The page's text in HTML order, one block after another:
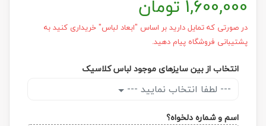
1,600,000 تومان
در صورتی که تمایل دارید بر اساس "ابعاد لباس" خریداری کنید به
پشتیبانی فروشگاه پیام دهید.
انتخاب از بین سایزهای موجود لباس کلاسیک
--- لطفا انتخاب نمایید ---
اسم و شماره دلخواه؟